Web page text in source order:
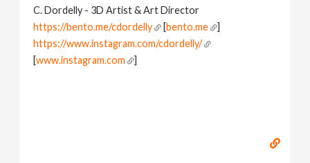
C. Dordelly - 3D Artist & Art Director
https://bento.me/cdordelly
[bento.me
]
https://www.instagram.com/cdordelly/
[www.instagram.com ]